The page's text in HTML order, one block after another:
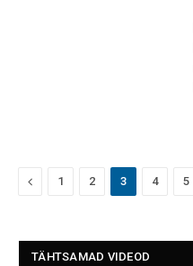
Previous
1 2 3 4 5
TÄHTSAMAD VIDEOD